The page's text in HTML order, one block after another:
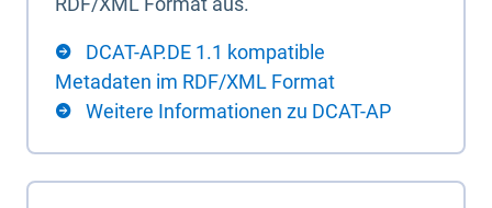
DCAT-AP.DE 1.1 kompatible
Metadaten im RDF/XML Format
Weitere Informationen zu DCAT-AP